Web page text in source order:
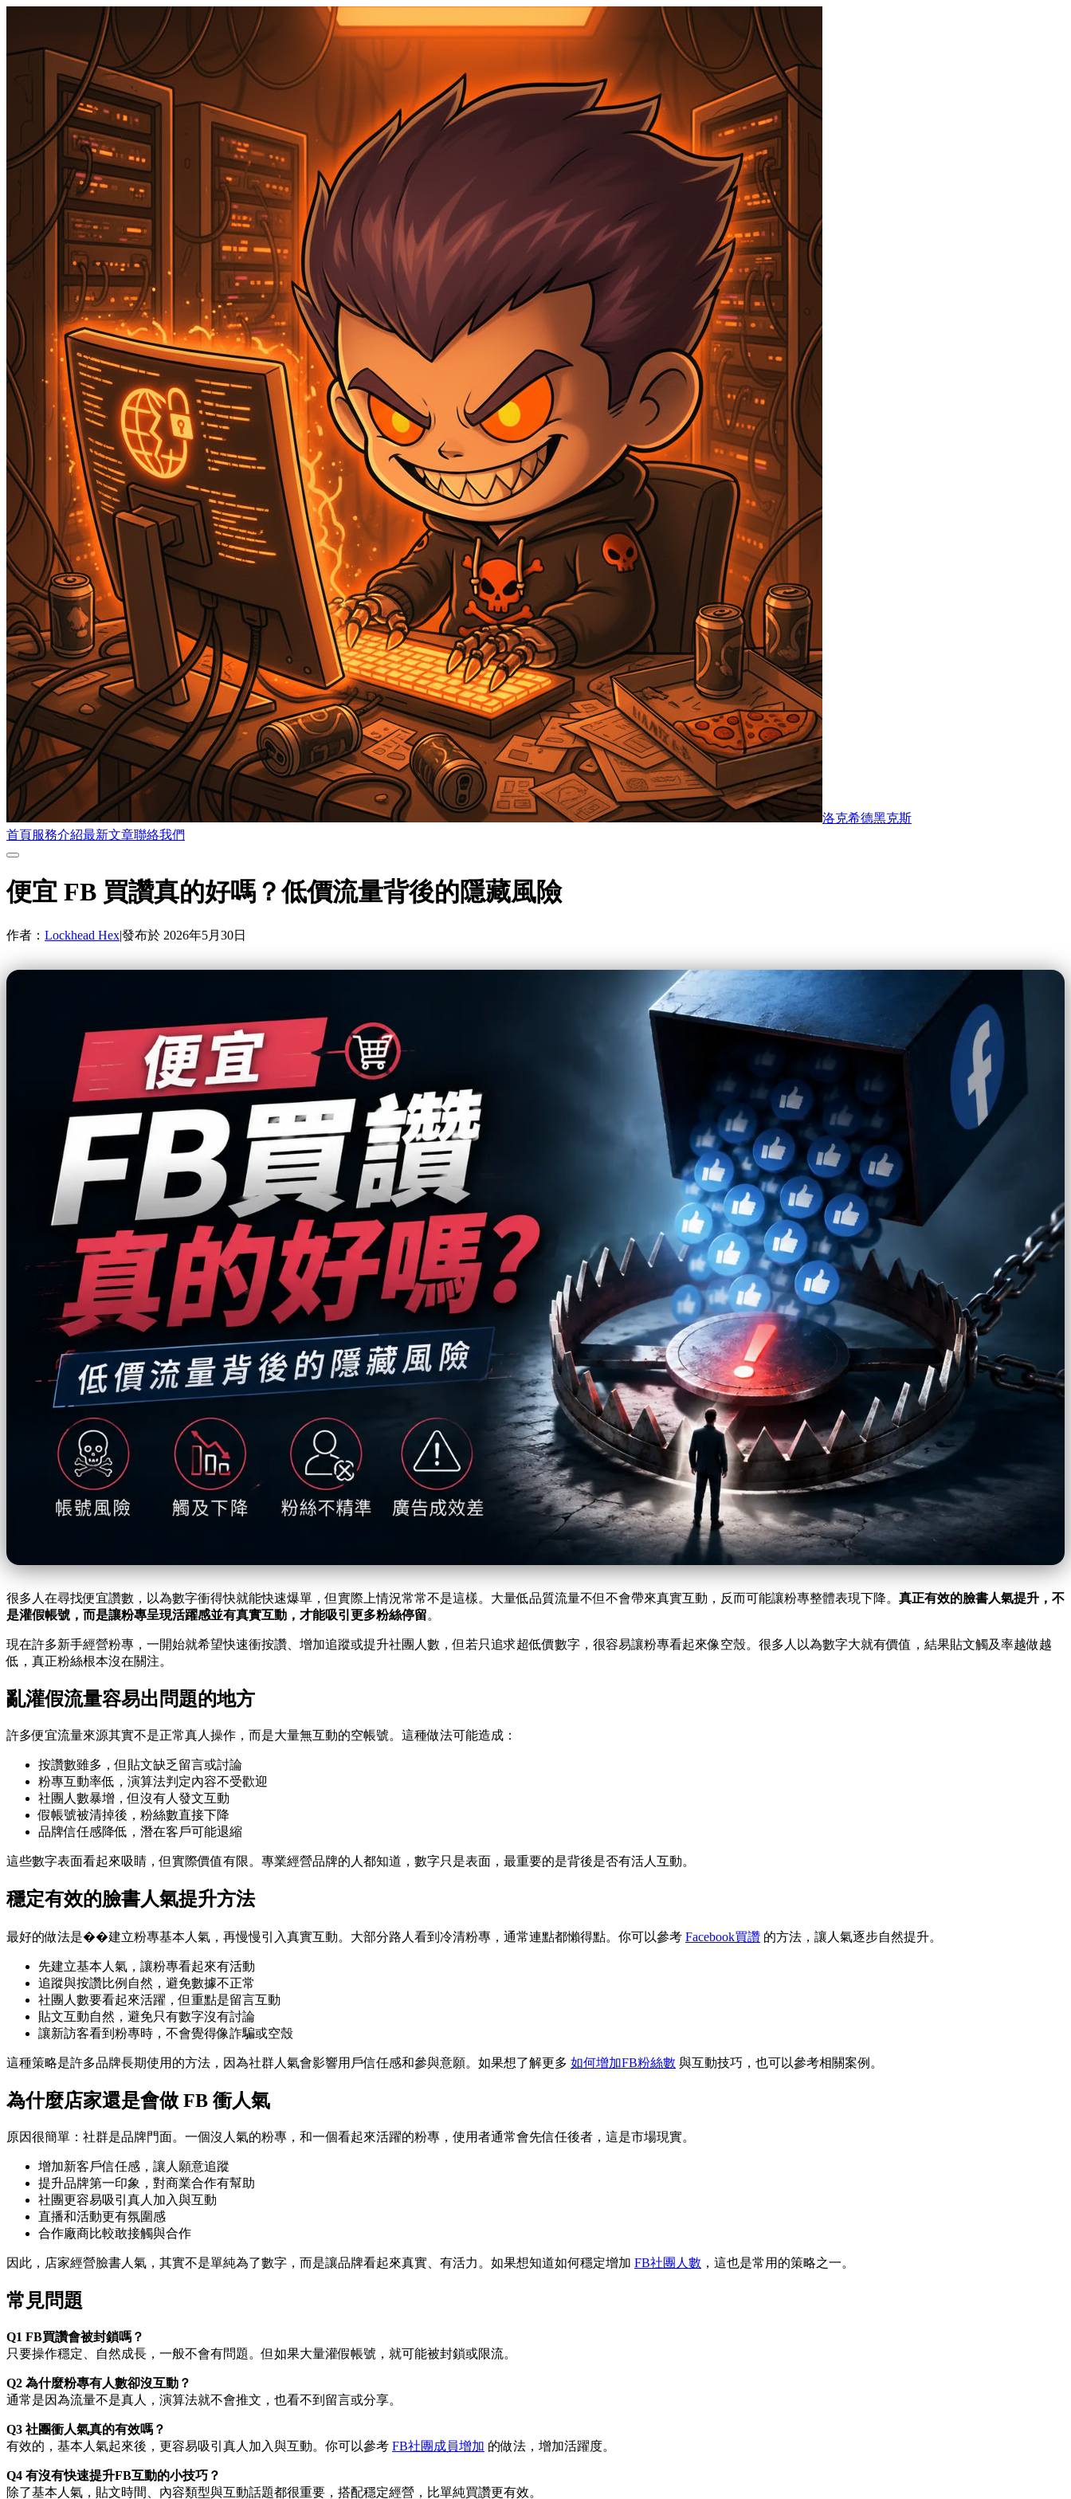
洛克希德黑克斯
首頁服務介紹最新文章聯絡我們
便宜 FB 買讚真的好嗎？低價流量背後的隱藏風險
作者： Lockhead Hex|發布於 2026年5月30日
很多人在尋找便宜讚數，以為數字衝得快就能快速爆單，但實際上情況常常不是這樣。大量低品質流量不但不會帶來真實互動，反而可能讓粉專整體表現下降。 真正有效的臉書人氣提升，不
是灌假帳號，而是讓粉專呈現活躍感並有真實互動，才能吸引更多粉絲停留。
現在許多新手經營粉專，一開始就希望快速衝按讚、增加追蹤或提升社團人數，但若只追求超低價數字，很容易讓粉專看起來像空殼。很多人以為數字大就有價值，結果貼文觸及率越做越
低，真正粉絲根本沒在關注。
亂灌假流量容易出問題的地方
許多便宜流量來源其實不是正常真人操作，而是大量無互動的空帳號。這種做法可能造成：
按讚數雖多，但貼文缺乏留言或討論
粉專互動率低，演算法判定內容不受歡迎
社團人數暴增，但沒有人發文互動
假帳號被清掉後，粉絲數直接下降
品牌信任感降低，潛在客戶可能退縮
這些數字表面看起來吸睛，但實際價值有限。專業經營品牌的人都知道，數字只是表面，最重要的是背後是否有活人互動。
穩定有效的臉書人氣提升方法
最好的做法是��建立粉專基本人氣，再慢慢引入真實互動。大部分路人看到冷清粉專，通常連點都懶得點。你可以參考 Facebook買讚 的方法，讓人氣逐步自然提升。
先建立基本人氣，讓粉專看起來有活動
追蹤與按讚比例自然，避免數據不正常
社團人數要看起來活躍，但重點是留言互動
貼文互動自然，避免只有數字沒有討論
讓新訪客看到粉專時，不會覺得像詐騙或空殼
這種策略是許多品牌長期使用的方法，因為社群人氣會影響用戶信任感和參與意願。如果想了解更多 如何增加FB粉絲數 與互動技巧，也可以參考相關案例。
為什麼店家還是會做 FB 衝人氣
原因很簡單：社群是品牌門面。一個沒人氣的粉專，和一個看起來活躍的粉專，使用者通常會先信任後者，這是市場現實。
增加新客戶信任感，讓人願意追蹤
提升品牌第一印象，對商業合作有幫助
社團更容易吸引真人加入與互動
直播和活動更有氛圍感
合作廠商比較敢接觸與合作
因此，店家經營臉書人氣，其實不是單純為了數字，而是讓品牌看起來真實、有活力。如果想知道如何穩定增加 FB社團人數 ，這也是常用的策略之一。
常見問題
Q1 FB買讚會被封鎖嗎？
只要操作穩定、自然成長，一般不會有問題。但如果大量灌假帳號，就可能被封鎖或限流。
Q2 為什麼粉專有人數卻沒互動？
通常是因為流量不是真人，演算法就不會推文，也看不到留言或分享。
Q3 社團衝人氣真的有效嗎？
有效的，基本人氣起來後，更容易吸引真人加入與互動。你可以參考 FB社團成員增加 的做法，增加活躍度。
Q4 有沒有快速提升FB互動的小技巧？
除了基本人氣，貼文時間、內容類型與互動話題都很重要，搭配穩定經營，比單純買讚更有效。